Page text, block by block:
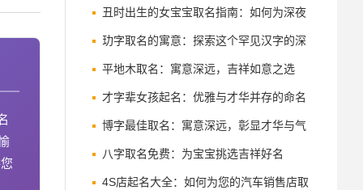
丑时出生的女宝宝取名指南：如何为深夜
诞生的千金挑选吉祥好名
玏字取名的寓意：探索这个罕见汉字的深
厚内涵
平地木取名：寓意深远，吉祥如意之选
才字辈女孩起名：优雅与才华并存的命名
指南
博字最佳取名：寓意深远，彰显才华与气
度
八字取名免费：为宝宝挑选吉祥好名
4S店起名大全：如何为您的汽车销售店取